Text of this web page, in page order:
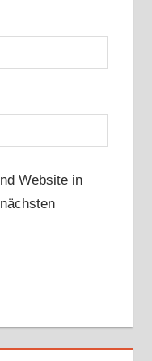
Website in